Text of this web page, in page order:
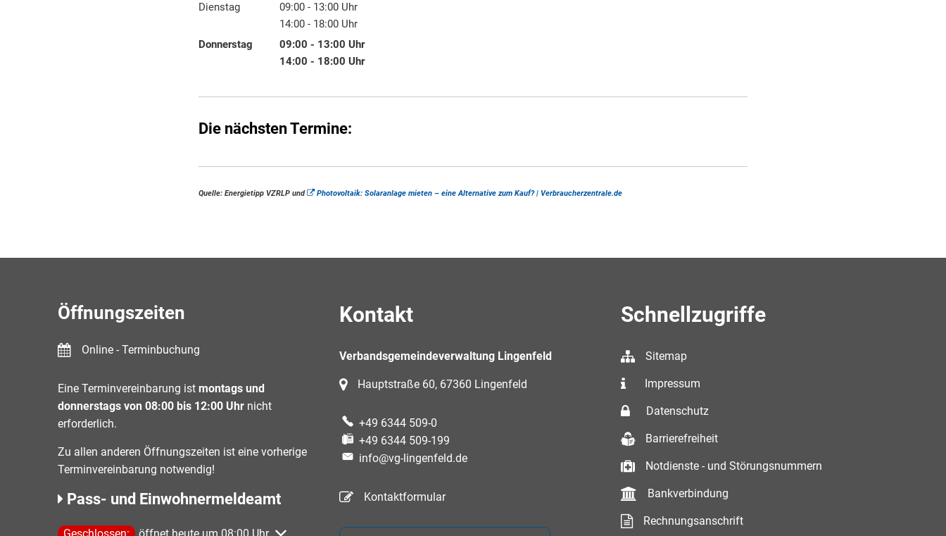
Dienstag 09:00 - 13:00 Uhr
Von 09:00 bis 13:00 Uhr
14:00 - 18:00 Uhr
Von 14:00 bis 18:00 Uhr
Donnerstag 09:00 - 13:00 Uhr
Von 09:00 bis 13:00 Uhr
14:00 - 18:00 Uhr
Die nächsten Termine:
Quelle: Energietipp VZRLP und Photovoltaik: Solaranlage mieten – eine Alternative zum Kauf? | Verbraucherzentrale.de
Öffnungszeiten
Online - Terminbuchung
Eine Terminvereinbarung ist montags und
donnerstags von 08:00 bis 12:00 Uhr nicht
erforderlich.
Zu allen anderen Öffnungszeiten ist eine vorherige
Terminvereinbarung notwendig!
Pass- und Einwohnermeldeamt
Kontakt
Verbandsgemeindeverwaltung Lingenfeld
Hauptstraße 60, 67360 Lingenfeld
+49 6344 509-0
+49 6344 509-199
info@vg-lingenfeld.de
Kontaktformular
Schnellzugriffe
Sitemap
Impressum
Datenschutz
Barrierefreiheit
Notdienste - und Störungsnummern
Bankverbindung
Rechnungsanschrift